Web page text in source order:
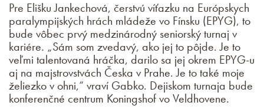
Pre Elišku Jankechová, čerstvú víťazku na Európskych
paralympijských hrách mládeže vo Fínsku (EPYG), to
bude vôbec prvý medzinárodný seniorský turnaj v
kariére. „Sám som zvedavý, ako jej to pôjde. Je to
veľmi talentovaná hráčka, darilo sa jej okrem EPYG-u
aj na majstrovstvách Česka v Prahe. Je to také moje
želiezko v ohni,“ vraví Gabko. Dejiskom turnaja bude
konferenčné centrum Koningshof vo Veldhovene.